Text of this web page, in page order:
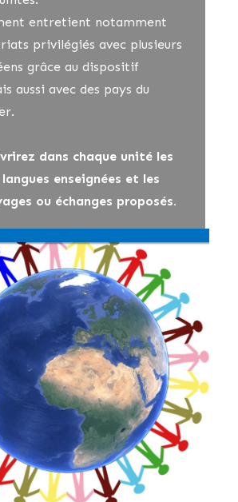
entretient notamment
privilégiés avec plusieurs
grâce au dispositif
aussi avec des pays du
dans chaque unité les
enseignées et les
ou échanges proposés.